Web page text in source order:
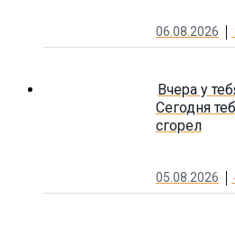
06.08.2026
Вчера у
Сегодня
сгорел
05.08.2026